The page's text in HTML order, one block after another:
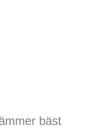
bäst